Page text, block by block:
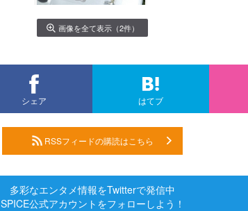
画像を全て表示（2件）
シェア はてブ
RSSフィードの購読はこちら
多彩なエンタメ情報をTwitterで発信中
SPICE公式アカウントをフォローしよう！